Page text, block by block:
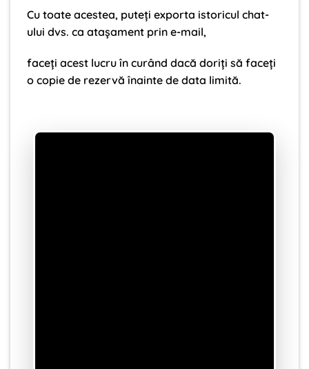
Cu toate acestea, puteți exporta istoricul chat-
ului dvs. ca atașament prin e-mail,
faceți acest lucru în curând dacă doriți să faceți
o copie de rezervă înainte de data limită.